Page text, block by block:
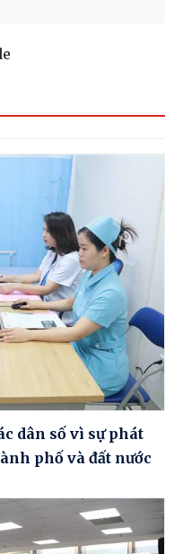
dân số vì sự phát
phố và đất nước